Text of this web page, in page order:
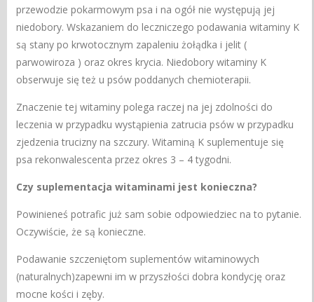
przewodzie pokarmowym psa i na ogół nie występują jej
niedobory. Wskazaniem do leczniczego podawania witaminy K
są stany po krwotocznym zapaleniu żołądka i jelit (
parwowiroza ) oraz okres krycia. Niedobory witaminy K
obserwuje się też u psów poddanych chemioterapii.
Znaczenie tej witaminy polega raczej na jej zdolności do
leczenia w przypadku wystąpienia zatrucia psów w przypadku
zjedzenia trucizny na szczury. Witaminą K suplementuje się
psa rekonwalescenta przez okres 3 – 4 tygodni.
Czy suplementacja witaminami jest konieczna?
Powinieneś potrafic już sam sobie odpowiedziec na to pytanie.
Oczywiście, że są konieczne.
Podawanie szczeniętom suplementów witaminowych
(naturalnych)zapewni im w przyszłości dobra kondycję oraz
mocne kości i zęby.